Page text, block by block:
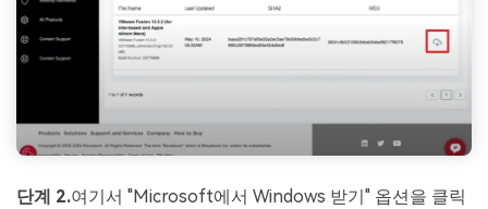
단계 2.여기서 "Microsoft에서 Windows 받기" 옵션을 클릭